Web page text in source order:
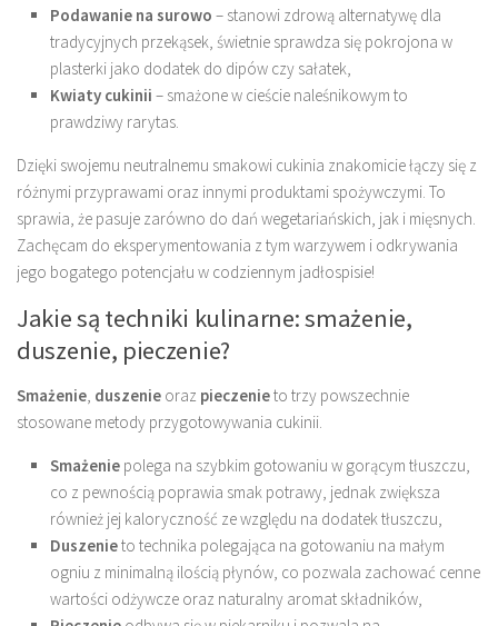
Podawanie na surowo – stanowi zdrową alternatywę dla
tradycyjnych przekąsek, świetnie sprawdza się pokrojona w
plasterki jako dodatek do dipów czy sałatek,
Kwiaty cukinii – smażone w cieście naleśnikowym to
prawdziwy rarytas.
Dzięki swojemu neutralnemu smakowi cukinia znakomicie łączy się z
różnymi przyprawami oraz innymi produktami spożywczymi. To
sprawia, że pasuje zarówno do dań wegetariańskich, jak i mięsnych.
Zachęcam do eksperymentowania z tym warzywem i odkrywania
jego bogatego potencjału w codziennym jadłospisie!
Jakie są techniki kulinarne: smażenie,
duszenie, pieczenie?
Smażenie, duszenie oraz pieczenieto trzy powszechnie
stosowane metody przygotowywania cukinii.
Smażenie polega na szybkim gotowaniu w gorącym tłuszczu,
co z pewnością poprawia smak potrawy, jednak zwiększa
również jej kaloryczność ze względu na dodatek tłuszczu,
Duszenieto technika polegająca na gotowaniu na małym
ogniu z minimalną ilością płynów, co pozwala zachować cenne
wartości odżywcze oraz naturalny aromat składników,